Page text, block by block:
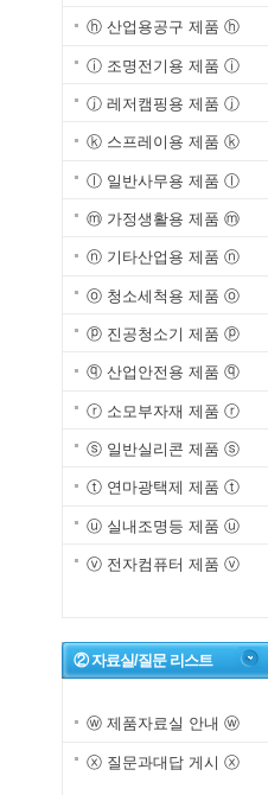
ⓗ 산업용공구 제품 ⓗ
ⓘ 조명전기용 제품 ⓘ
ⓙ 레저캠핑용 제품 ⓙ
ⓚ 스프레이용 제품 ⓚ
ⓛ 일반사무용 제품 ⓛ
ⓜ 가정생활용 제품 ⓜ
ⓝ 기타산업용 제품 ⓝ
ⓞ 청소세척용 제품 ⓞ
ⓟ 진공청소기 제품 ⓟ
ⓠ 산업안전용 제품 ⓠ
ⓡ 소모부자재 제품 ⓡ
ⓢ 일반실리콘 제품 ⓢ
ⓣ 연마광택제 제품 ⓣ
ⓤ 실내조명등 제품 ⓤ
ⓥ 전자컴퓨터 제품 ⓥ
② 자료실/질문 리스트
ⓦ 제품자료실 안내 ⓦ
ⓧ 질문과대답 게시 ⓧ